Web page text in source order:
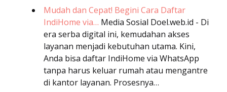
Mudah dan Cepat! Begini Cara Daftar
IndiHome via… Media Sosial Doel.web.id - Di
era serba digital ini, kemudahan akses
layanan menjadi kebutuhan utama. Kini,
Anda bisa daftar IndiHome via WhatsApp
tanpa harus keluar rumah atau mengantre
di kantor layanan. Prosesnya…